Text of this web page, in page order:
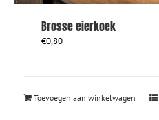
Brosse eierkoek
€0,80
Toevoegen aan winkelwagen